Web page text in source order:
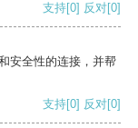
支持[0] 反对[0]
安全性的连接，并帮
支持[0] 反对[0]